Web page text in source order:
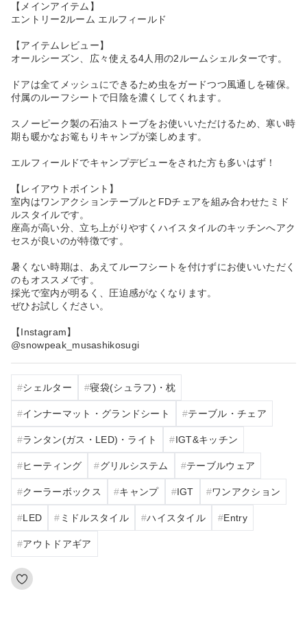
【メインアイテム】
エントリー2ルーム エルフィールド
【アイテムレビュー】
オールシーズン、広々使える4人用の2ルームシェルターです。
ドアは全てメッシュにできるため虫をガードつつ風通しを確保。
付属のルーフシートで日陰を濃くしてくれます。
スノーピーク製の石油ストーブをお使いいただけるため、寒い時
期も暖かなお篭もりキャンプが楽しめます。
エルフィールドでキャンプデビューをされた方も多いはず！
【レイアウトポイント】
室内はワンアクションテーブルとFDチェアを組み合わせたミド
ルスタイルです。
座高が高い分、立ち上がりやすくハイスタイルのキッチンへアク
セスが良いのが特徴です。
暑くない時期は、あえてルーフシートを付けずにお使いいただく
のもオススメです。
採光で室内が明るく、圧迫感がなくなります。
ぜひお試しください。
【Instagram】
@snowpeak_musashikosugi
シェルター 寝袋(シュラフ)・枕
インナーマット・グランドシート テーブル・チェア
ランタン(ガス・LED)・ライト IGT&キッチン
ヒーティング グリルシステム テーブルウェア
クーラーボックス キャンプ IGT ワンアクション
LED ミドルスタイル ハイスタイル Entry
アウトドアギア